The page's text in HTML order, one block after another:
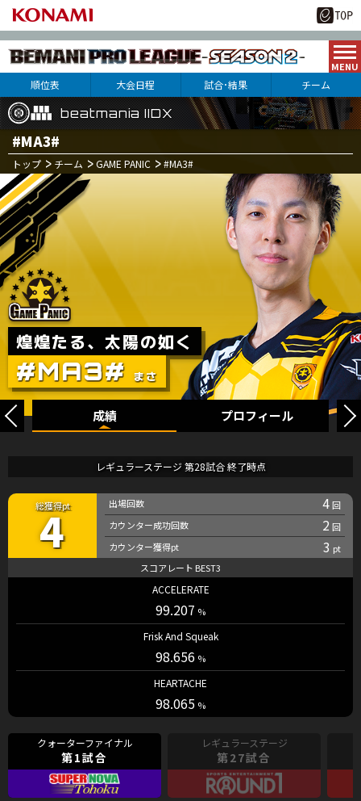
順位表 大会日程 試合･結果
beatmania IIDX
10月15日(土)
チーム
beatmania IIDX
beatmania IIDX
#MA3#
トップ チーム GAME PANIC #MA3#
成績 プロフィール
レギュラーステージ 第28試合 終了時点
4
4
2
3
ACCELERATE
99.207
Frisk And Squeak
98.656
HEARTACHE
98.065
第1試合 第27試合